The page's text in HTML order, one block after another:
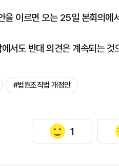
을 이르면 오는 25일 본회의에
서도 반대 의견은 계속되는 것
#법원조직법 개정안
1